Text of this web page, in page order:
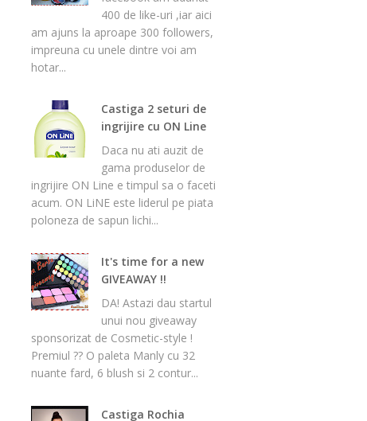
400 de like-uri ,iar aici
am ajuns la aproape 300 followers,
impreuna cu unele dintre voi am
hotar...
Castiga 2 seturi de
ingrijire cu ON Line
Daca nu ati auzit de
gama produselor de
ingrijire ON Line e timpul sa o faceti
acum. ON LiNE este liderul pe piata
poloneza de sapun lichi...
It's time for a new
GIVEAWAY !!
DA! Astazi dau startul
unui nou giveaway
sponsorizat de Cosmetic-style !
Premiul ?? O paleta Manly cu 32
nuante fard, 6 blush si 2 contur...
Castiga Rochia